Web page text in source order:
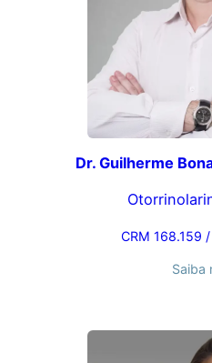
Dr. Guilherme
CRM 168.159
Saiba